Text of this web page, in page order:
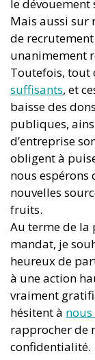
le dévouement
Mais aussi sur
de
unanimement
Toutefois, tout
suffisants, et
baisse des
publiques,
d’entreprise
obligent à
nous espérons
nouvelles
fruits.
Au terme de la
mandat, je
heureux de
à une action
vraiment
hésitent à
rapprocher de
confidentialité.